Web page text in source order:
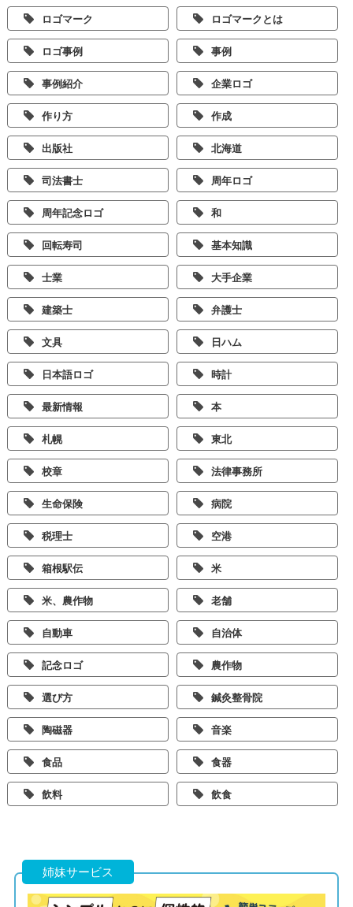
ロゴマーク ロゴマークとは
ロゴ事例 事例
事例紹介 企業ロゴ
作り方 作成
出版社 北海道
司法書士 周年ロゴ
周年記念ロゴ 和
回転寿司 基本知識
士業 大手企業
建築士 弁護士
文具 日ハム
日本語ロゴ 時計
最新情報 本
札幌 東北
校章 法律事務所
生命保険 病院
税理士 空港
箱根駅伝 米
米、農作物 老舗
自動車 自治体
記念ロゴ 農作物
選び方 鍼灸整骨院
陶磁器 音楽
食品 食器
飲料 飲食
姉妹サービス